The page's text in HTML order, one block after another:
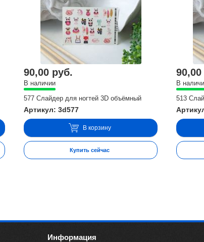
90,00 руб.
В наличии
577 Слайдер для ногтей 3D объёмный
Артикул: 3d577
В корзину
Купить сейчас
В
513
Информация